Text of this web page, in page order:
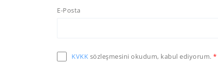
E-Posta
KVKK sözleşmesini okudum, kabul ediyorum.